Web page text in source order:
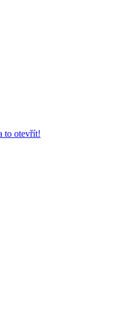
to otevřít!